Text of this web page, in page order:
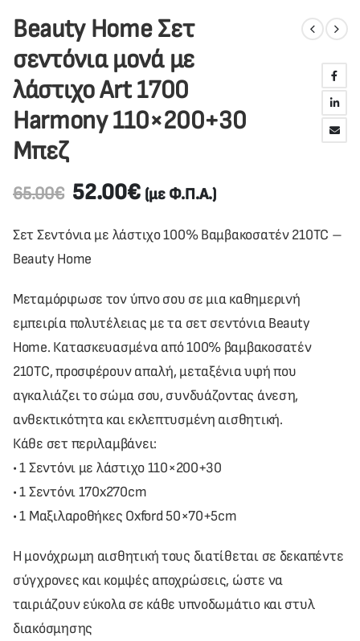
Beauty Home Σετ
σεντόνια μονά με
λάστιχο Art 1700
Harmony 110×200+30
Μπεζ
65.00€ 52.00€ (με Φ.Π.Α.)
Σετ Σεντόνια με λάστιχο 100% Βαμβακοσατέν 210TC –
Beauty Home
Μεταμόρφωσε τον ύπνο σου σε μια καθημερινή
εμπειρία πολυτέλειας με τα σετ σεντόνια Beauty
Home. Κατασκευασμένα από 100% βαμβακοσατέν
210TC, προσφέρουν απαλή, μεταξένια υφή που
αγκαλιάζει το σώμα σου, συνδυάζοντας άνεση,
ανθεκτικότητα και εκλεπτυσμένη αισθητική.
Κάθε σετ περιλαμβάνει:
• 1 Σεντόνι με λάστιχο 110×200+30
• 1 Σεντόνι 170x270cm
• 1 Μαξιλαροθήκες Oxford 50×70+5cm
Η μονόχρωμη αισθητική τους διατίθεται σε δεκαπέντε
σύγχρονες και κομψές αποχρώσεις, ώστε να
ταιριάζουν εύκολα σε κάθε υπνοδωμάτιο και στυλ
διακόσμησης